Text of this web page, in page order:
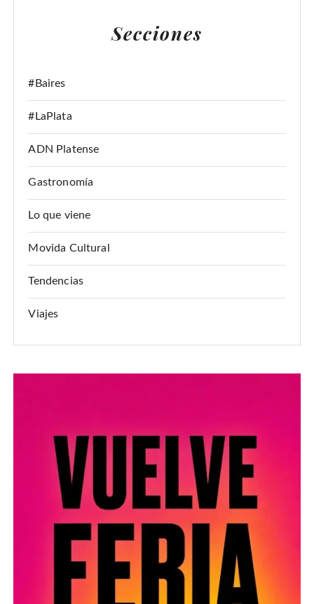
Secciones
#Baires
#LaPlata
ADN Platense
Gastronomía
Lo que viene
Movida Cultural
Tendencias
Viajes